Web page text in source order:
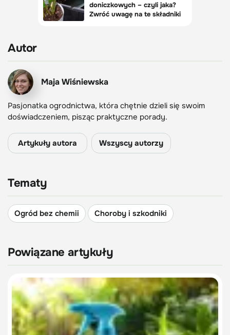
Autor
Maja Wiśniewska
Pasjonatka ogrodnictwa, która chętnie dzieli się swoim
doświadczeniem, pisząc praktyczne porady.
Artykuły autora Wszyscy autorzy
Tematy
Ogród bez chemii Choroby i szkodniki
Powiązane artykuły